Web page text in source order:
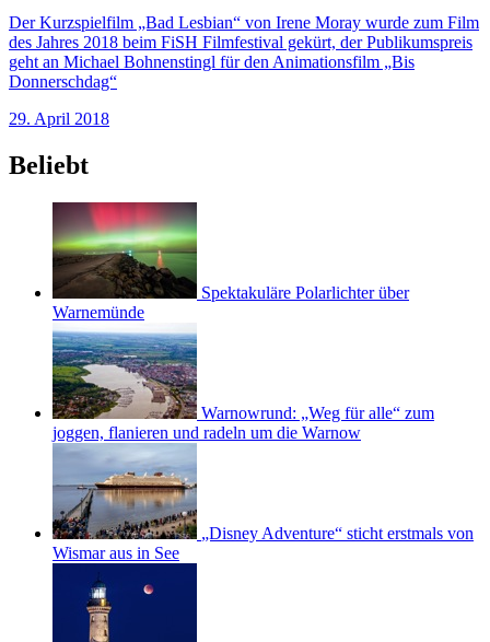
Der Kurzspielfilm „Bad Lesbian“ von Irene Moray wurde zum Film
des Jahres 2018 beim FiSH Filmfestival gekürt, der Publikumspreis
geht an Michael Bohnenstingl für den Animationsfilm „Bis
Donnerschdag“
29. April 2018
Beliebt
Spektakuläre Polarlichter über
Warnemünde
Warnowrund: „Weg für alle“ zum
joggen, flanieren und radeln um die Warnow
„Disney Adventure“ sticht erstmals von
Wismar aus in See